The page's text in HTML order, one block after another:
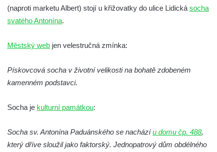
Socha Orel v ZOO Hluboká
Socha Vydry si hrají v ZOO Hluboká
Socha Lišky v ZOO Hluboká
Socha Kudlanka v ZOO Hluboká
Socha Rys číhající na srnu v ZOO Hluboká
Socha Orlice v ZOO Hluboká
Socha Tygr v ZOO Hluboká
(naproti marketu Albert) stojí u křižovatky do ulice Lidická socha
svatého Antonína.
Městský web jen velestručná zmínka:
Pískovcová socha v životní velikosti na bohatě zdobeném
kamenném podstavci.
Socha je kulturní památkou:
Socha sv. Antonína Paduánského se nacházíu domu čp. 488,
který dříve sloužil jako faktorský. Jednopatrový dům obdélného